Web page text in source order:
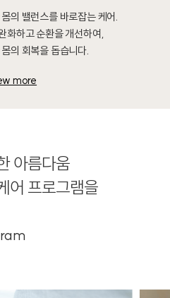
의 밸런스를 바로잡는 케어.
화하고 순환을 개선하여,
의 회복을 돕습니다.
more
아름다움
어 프로그램을